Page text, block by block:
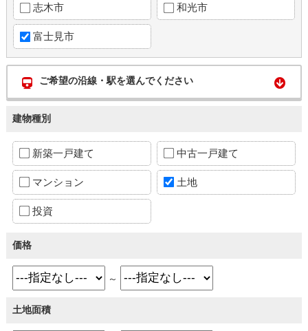
志木市 和光市
富士見市
ご希望の沿線・駅を選んでください
建物種別
新築一戸建て 中古一戸建て
マンション 土地
投資
価格
～
土地面積